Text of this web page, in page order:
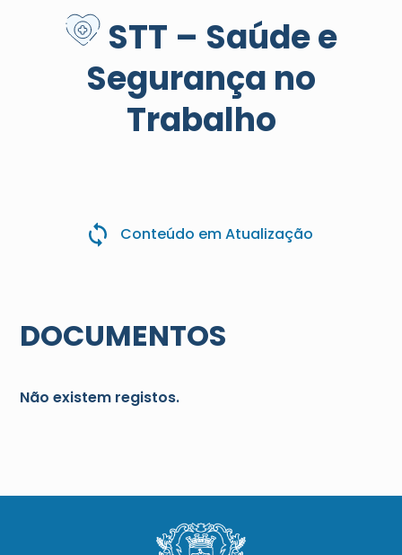
STT – Saúde e
Segurança no
Trabalho
Conteúdo em Atualização
DOCUMENTOS
Não existem registos.